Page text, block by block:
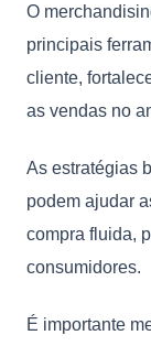
O
principais
cliente,
as vendas no
As estratégias
podem ajudar
compra fluida,
consumidores.
É importante